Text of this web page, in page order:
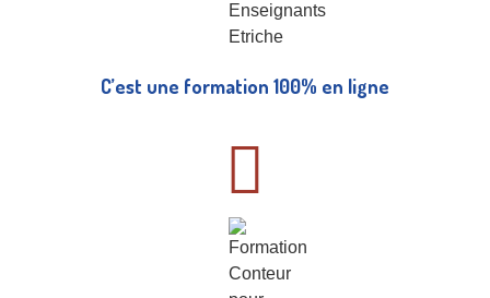
C’est une formation 100% en ligne